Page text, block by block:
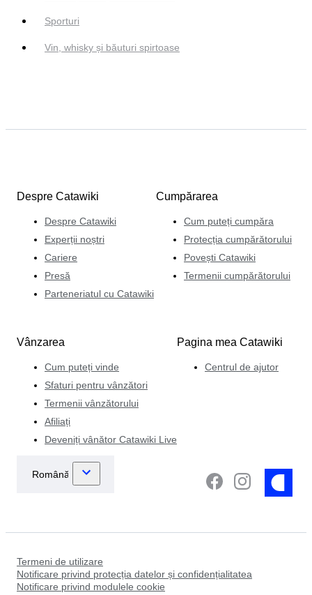
Sporturi
Vin, whisky și băuturi spirtoase
Despre Catawiki
Despre Catawiki
Experții noștri
Cariere
Presă
Parteneriatul cu Catawiki
Cumpărarea
Cum puteți cumpăra
Protecția cumpărătorului
Povești Catawiki
Termenii cumpărătorului
Vânzarea
Cum puteți vinde
Sfaturi pentru vânzători
Termenii vânzătorului
Afiliați
Deveniți vânător Catawiki Live
Pagina mea Catawiki
Centrul de ajutor
Termeni de utilizare
Notificare privind protecția datelor și confidențialitatea
Notificare privind modulele cookie